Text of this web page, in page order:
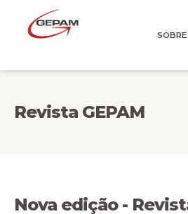
Revista GEPAM
Nova edição -